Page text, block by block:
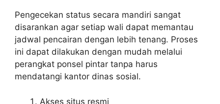
Pengecekan status secara mandiri sangat
disarankan agar setiap wali dapat memantau
jadwal pencairan dengan lebih tenang. Proses
ini dapat dilakukan dengan mudah melalui
perangkat ponsel pintar tanpa harus
mendatangi kantor dinas sosial.
Akses situs resmi